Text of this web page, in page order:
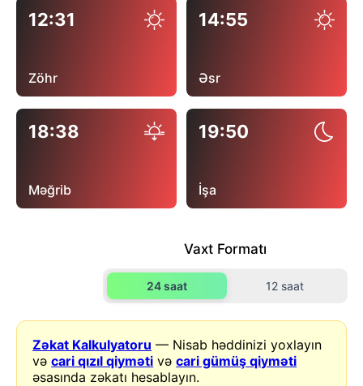
12:31
Zöhr
14:55
Əsr
18:38
Məğrib
19:50
İşa
Vaxt Formatı
24 saat 12 saat
Zəkat Kalkulyatoru — Nisab həddinizi yoxlayın
vəcari qızıl qiyməti vəcari gümüş qiyməti
əsasında zəkatı hesablayın.